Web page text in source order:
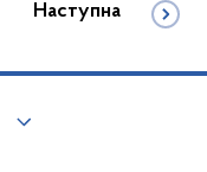
Наступна